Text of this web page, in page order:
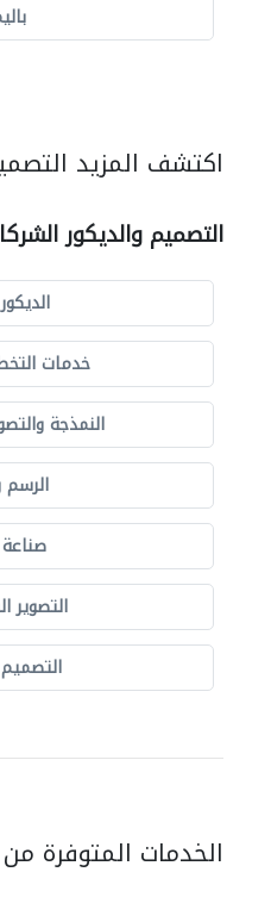
اكتشف المزيد
التصميم والديكور
خدمات
النمذجة
الرسم
التصوير
الخدمات المتوفرة